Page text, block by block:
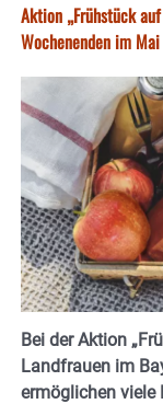
Aktion „Frühstück
Wochenenden im Mai
Bei der Aktion
Landfrauen im
ermöglichen viele